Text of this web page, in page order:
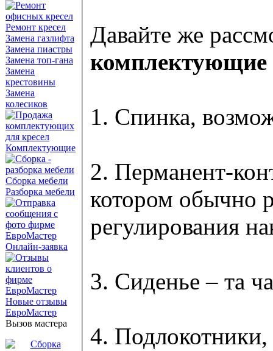
Ремонт кресел
Замена газлифта
Замена пиастры
Замена топ-гана
Замена
крестовины
Замена
колесиков
Комплектующие
Сборка мебели
Разборка мебели
Онлайн-заявка
Новые отзывы
ЕвроМастер
Вызов мастера
Давайте же
комплектующие
1. Спинка,
2. Перманент-
котором обычно
регулирования
3. Сиденье – та
4. Подлокотники,